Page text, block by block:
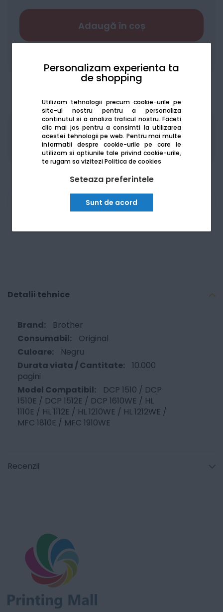
Personalizam experienta ta
de shopping
Utilizam tehnologii precum cookie-urile pe
site-ul nostru pentru a personaliza
continutul si a analiza traficul nostru. Faceti
clic mai jos pentru a consimti la utilizarea
acestei tehnologii pe web. Pentru mai multe
informatii despre cookie-urile pe care le
utilizam si optiunile tale privind cookie-urile,
te rugam sa viziteziPolitica de cookies
Seteaza preferintele
Sunt de acord
Adaugă în coș
Produsele sunt disponibile pe platforma de
achizitii publiceSEAP/SICAP
Am nevoie de ajutor
Detalii tehnice
Brother
Original
Negru
10.000
pagini
DCP 1510 / DCP
1510E / DCP 1512E / DCP 1610WE / HL
1110E / HL 1112E / HL 1210WE / HL 1212WE /
MFC 1810E / MFC 1910WE
Recenzii